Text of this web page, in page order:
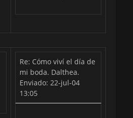
Re: Cómo viví el día de
mi boda. Dalthea.
Enviado: 22-jul-04
13:05